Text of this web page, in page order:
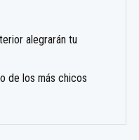
alegrarán tu
de los más chicos